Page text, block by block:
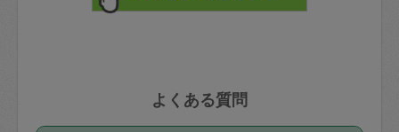
よくある質問